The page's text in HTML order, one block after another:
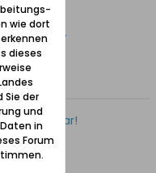
-
ins 18. Jh.
verfügbar!
wie dort
dieses
Sie der
und
in
Forum